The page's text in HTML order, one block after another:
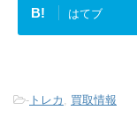
B! はてブ
- トレカ 買取情報